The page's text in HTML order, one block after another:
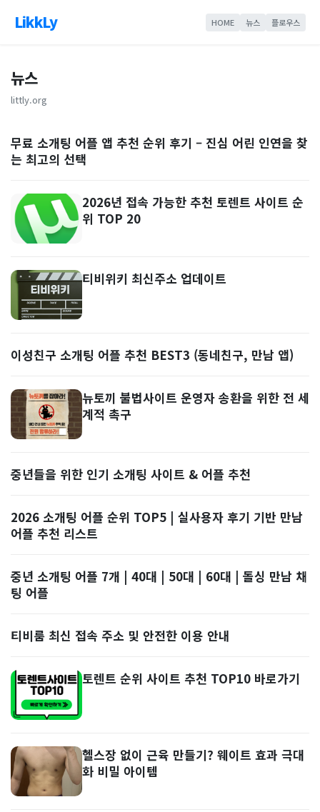
LikkLy HOME 뉴스 플로우스
뉴스
littly.org
무료 소개팅 어플 앱 추천 순위 후기 – 진심 어린 인연을 찾
는 최고의 선택
2026년 접속 가능한 추천 토렌트 사이트 순
위 TOP 20
티비위키 최신주소 업데이트
이성친구 소개팅 어플 추천 BEST3 (동네친구, 만남 앱)
뉴토끼 불법사이트 운영자 송환을 위한 전 세
계적 촉구
중년들을 위한 인기 소개팅 사이트 & 어플 추천
2026 소개팅 어플 순위 TOP5 | 실사용자 후기 기반 만남
어플 추천 리스트
중년 소개팅 어플 7개 | 40대 | 50대 | 60대 | 돌싱 만남 채
팅 어플
티비룸 최신 접속 주소 및 안전한 이용 안내
토렌트 순위 사이트 추천 TOP10 바로가기
헬스장 없이 근육 만들기? 웨이트 효과 극대
화 비밀 아이템